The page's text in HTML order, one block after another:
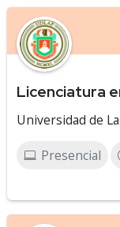
Licenciatura
Universidad de
Presencial